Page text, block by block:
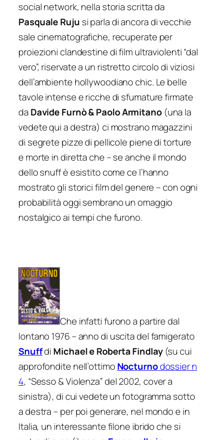
social network, nella storia scritta da
Pasquale Ruju si parla di ancora di vecchie
sale cinematografiche, recuperate per
proiezioni clandestine di film ultraviolenti “dal
vero”, riservate a un ristretto circolo di viziosi
dell’ambiente hollywoodiano chic. Le belle
tavole intense e ricche di sfumature firmate
da Davide Furnò & Paolo Armitano(una la
vedete qui a destra) ci mostrano magazzini
di segrete pizze di pellicole piene di torture
e morte in diretta che – se anche il mondo
dello snuff è esistito come ce l’hanno
mostrato gli storici film del genere – con ogni
probabilità oggi sembrano un omaggio
nostalgico ai tempi che furono.
Che infatti furono a partire dal
lontano 1976 – anno di uscita del famigerato
Snuffdi Michael e Roberta Findlay(su cui
approfondite nell’ottimo Nocturnodossier n
4, “Sesso & Violenza” del 2002, cover a
sinistra), di cui vedete un fotogramma sotto
a destra – per poi generare, nel mondo e in
Italia, un interessante filone ibrido che si